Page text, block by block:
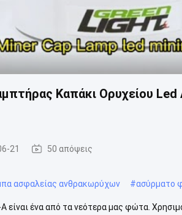
Καπάκι Ορυχείου
21 50 απόψεις
ασφαλείας ανθρακωρύχων #ασύρματο
είναι ένα από τα νεότερα μας φώτα.